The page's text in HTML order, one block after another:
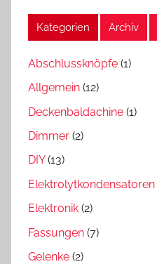
Kategorien Archiv
Abschlussknöpfe (1)
Allgemein (12)
Deckenbaldachine (1)
Dimmer (2)
DIY(13)
Elektrolytkondensatoren
Elektronik (2)
Fassungen (7)
Gelenke (2)